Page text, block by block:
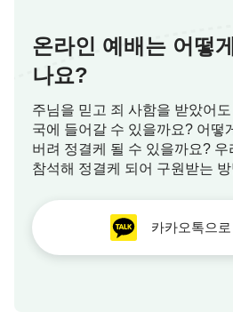
예수님을 십자가에 못 박았어
들이 하나님을 대적하고 하나
드러냈죠. 그런즉, 바리새인들
사역하고 겉으로 좋은 행동을
발점은 지위와 밥그릇을 위한
질은 하나님을 대적하는 것이
나님의 뜻을 따르는 자가 아닐
저는 들으면서 속으로 생각
새인들은 성경을 숙독하고,
온라인 예배는 어떻
나요?
주님을 믿고 죄 사함을 받았어
국에 들어갈 수 있을까요? 어떻
버려 정결케 될 수 있을까요? 우
참석해 정결케 되어 구원받는
카카오톡으